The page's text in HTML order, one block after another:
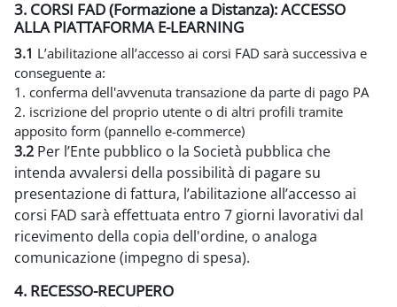
3. CORSI FAD (Formazione a Distanza): ACCESSO
ALLA PIATTAFORMA E-LEARNING
3.1 L’abilitazione all’accesso ai corsi FAD sarà successiva e
conseguente a:
1. conferma dell'avvenuta transazione da parte di pago PA
2. iscrizione del proprio utente o di altri profili tramite
apposito form (pannello e-commerce)
3.2 Per l’Ente pubblico o la Società pubblica che
intenda avvalersi della possibilità di pagare su
presentazione di fattura, l’abilitazione all’accesso ai
corsi FAD sarà effettuata entro 7 giorni lavorativi dal
ricevimento della copia dell'ordine, o analoga
comunicazione (impegno di spesa).
4. RECESSO-RECUPERO